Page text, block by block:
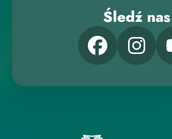
Śledź nas